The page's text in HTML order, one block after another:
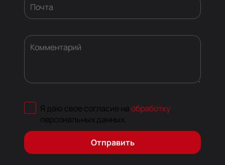
Почта
Комментарий
Я даю свое согласие наобработку
персональных данных
Отправить